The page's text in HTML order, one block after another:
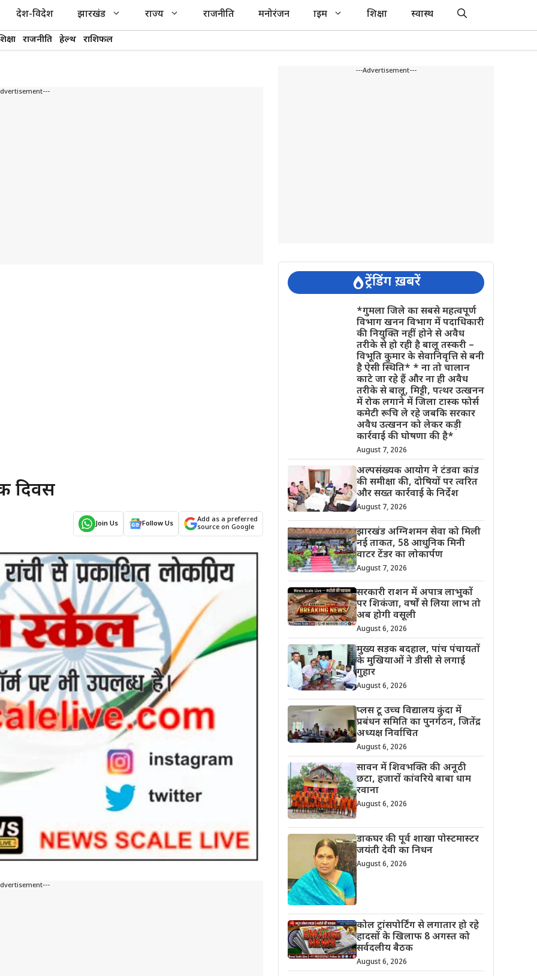
देश-विदेश झारखंड राज्य राजनीति मनोरंजन क्राइम शिक्षा स्वास्थ
राजनीति हेल्थ राशिफल
दिवस
Join Us Follow Us
Add as a preferred
source on Google
---Advertisement---
ट्रेंडिंग ख़बरें
*गुमला जिले का सबसे महत्वपूर्ण
विभाग खनन विभाग में पदाधिकारी
की नियुक्ति नहीं होने से अवैध
तरीके से हो रही है बालू तस्करी –
विभूति कुमार के सेवानिवृत्ति से बनी
है ऐसी स्थिति* * ना तो चालान
काटे जा रहे हैं और ना ही अवैध
तरीके से बालू, मिट्टी, पत्थर उत्खनन
में रोक लगाने में जिला टास्क फोर्स
कमेटी रूचि ले रहे जबकि सरकार
अवैध उत्खनन को लेकर कड़ी
कार्रवाई की घोषणा की है*
August 7, 2026
अल्पसंख्यक आयोग ने टंडवा कांड
की समीक्षा की, दोषियों पर त्वरित
और सख्त कार्रवाई के निर्देश
August 7, 2026
झारखंड अग्निशमन सेवा को मिली
नई ताकत, 58 आधुनिक मिनी
वाटर टेंडर का लोकार्पण
August 7, 2026
सरकारी राशन में अपात्र लाभुकों
पर शिकंजा, वर्षों से लिया लाभ तो
अब होगी वसूली
August 6, 2026
मुख्य सड़क बदहाल, पांच पंचायतों
के मुखियाओं ने डीसी से लगाई
गुहार
August 6, 2026
प्लस टू उच्च विद्यालय कुंदा में
प्रबंधन समिति का पुनर्गठन, जितेंद्र
अध्यक्ष निर्वाचित
August 6, 2026
सावन में शिवभक्ति की अनूठी
छटा, हजारों कांवरिये बाबा धाम
रवाना
August 6, 2026
डाकघर की पूर्व शाखा पोस्टमास्टर
जयंती देवी का निधन
August 6, 2026
कोल ट्रांसपोर्टिंग से लगातार हो रहे
हादसों के खिलाफ 8 अगस्त को
सर्वदलीय बैठक
August 6, 2026